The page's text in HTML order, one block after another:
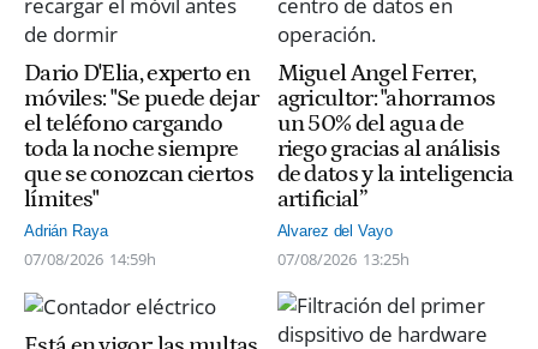
Dario D'Elia, experto en
móviles: "Se puede dejar
el teléfono cargando
toda la noche siempre
que se conozcan ciertos
límites"
Adrián Raya
07/08/2026 14:59h
Miguel Angel Ferrer,
agricultor: "ahorramos
un 50% del agua de
riego gracias al análisis
de datos y la inteligencia
artificial”
Alvarez del Vayo
07/08/2026 13:25h